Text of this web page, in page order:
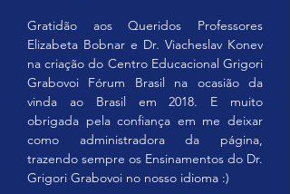
Gratidão aos Queridos Professores
Elizabeta Bobnar e Dr. Viacheslav Konev
na criação do Centro Educacional Grigori
Grabovoi Fórum Brasil na ocasião da
vinda ao Brasil em 2018. E muito
obrigada pela confiança em me deixar
como administradora da página,
trazendo sempre os Ensinamentos do Dr.
Grigori Grabovoi no nosso idioma :)